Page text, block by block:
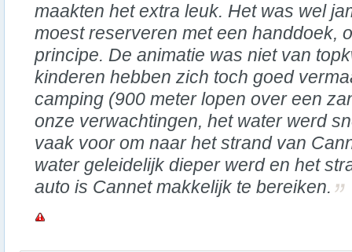
maakten het extra leuk. Het was wel
moest reserveren met een handdoek,
principe. De animatie was niet van
kinderen hebben zich toch goed
camping (900 meter lopen over een
onze verwachtingen, het water werd
vaak voor om naar het strand van
water geleidelijk dieper werd en het
auto is Cannet makkelijk te bereiken.